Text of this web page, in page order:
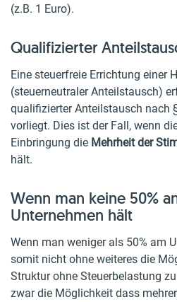
(z.B. 1 Euro).
Qualifizierter
Eine steuerfreie Errichtung einer
(steuerneutraler Anteilstausch)
qualifizierter Anteilstausch nach
vorliegt. Dies ist der Fall, wenn
Einbringung die Mehrheit der
hält.
Wenn man keine 50%
Unternehmen hält
Wenn man weniger als 50% am
somit nicht ohne weiteres die
Struktur ohne Steuerbelastung
zwar die Möglichkeit dass